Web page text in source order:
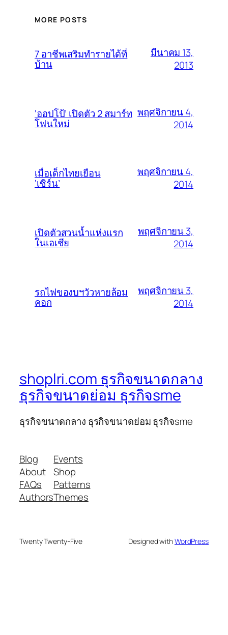
MORE POSTS
7 อาชีพเสริมทำรายได้ที่
บ้าน
มีนาคม 13,
2013
‘ออปโป้’ เปิดตัว 2 สมาร์ท
โฟนใหม่
พฤศจิกายน 4,
2014
เมื่อเด็กไทยเยือน
‘เซิร์น’
พฤศจิกายน 4,
2014
เปิดตัวสวนน้ำแห่งแรก
ในเอเชีย
พฤศจิกายน 3,
2014
รถไฟของบฯวัวหายล้อม
คอก
พฤศจิกายน 3,
2014
shoplri.com ธุรกิจขนาดกลาง
ธุรกิจขนาดย่อม ธุรกิจsme
ธุรกิจขนาดกลาง ธุรกิจขนาดย่อม ธุรกิจsme
Blog
About
FAQs
Authors
Events
Shop
Patterns
Themes
Twenty Twenty-Five Designed withWordPress